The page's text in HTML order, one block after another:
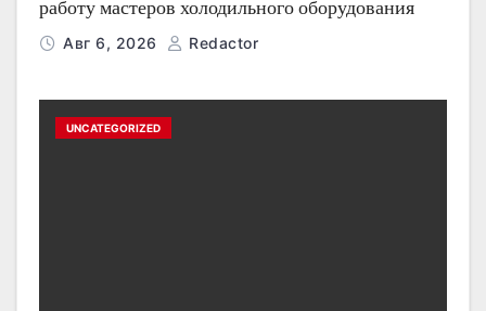
работу мастеров холодильного оборудования
Авг 6, 2026 Redactor
UNCATEGORIZED